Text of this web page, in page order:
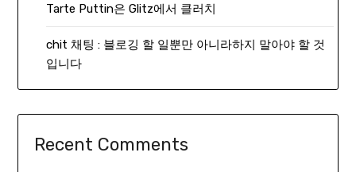
Tarte Puttin은 Glitz에서 클러치
chit 채팅 : 블로깅 할 일뿐만 아니라하지 말아야 할 것
입니다
Recent Comments